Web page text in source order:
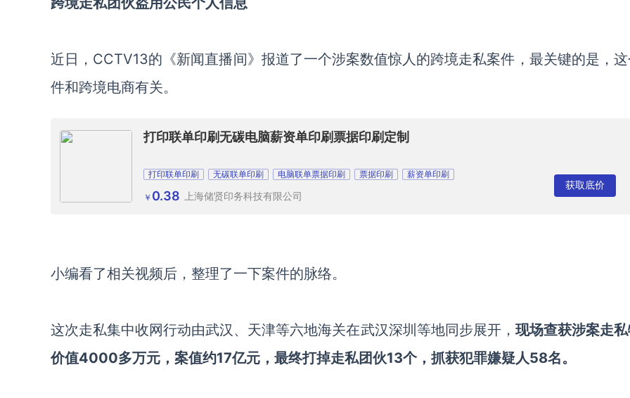
近日， CCTV13的《新闻直播间》报道了一个涉案数值惊人的跨境走私案件，最关键的是，
件和跨境电商有关。
打印联单印刷无碳电脑薪资单印刷票据印刷定制
打印联单印刷 无碳联单印刷 电脑联单票据印刷 票据印刷 薪资单印刷
￥ 0.38 上海储贤印务科技有限公司
获取底价
小编看了相关视频后，整理了一下案件的脉络。
这次走私集中收网行动由武汉、天津等六地海关在武汉深圳等地同步展开，现场查获涉案走
价值4000多万元，案值约17亿元，最终打掉走私团伙13个，抓获犯罪嫌疑人58名。